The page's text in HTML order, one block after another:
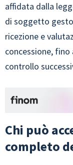
affidata dalla
di soggetto
ricezione e
concessione, fino
controllo
Chi può
completo